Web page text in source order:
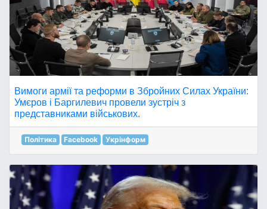
Вимоги армії та реформи в Збройних Силах України:
Умєров і Баргилевич провели зустріч з
представниками військових.
Політика Facebook Укрінформ